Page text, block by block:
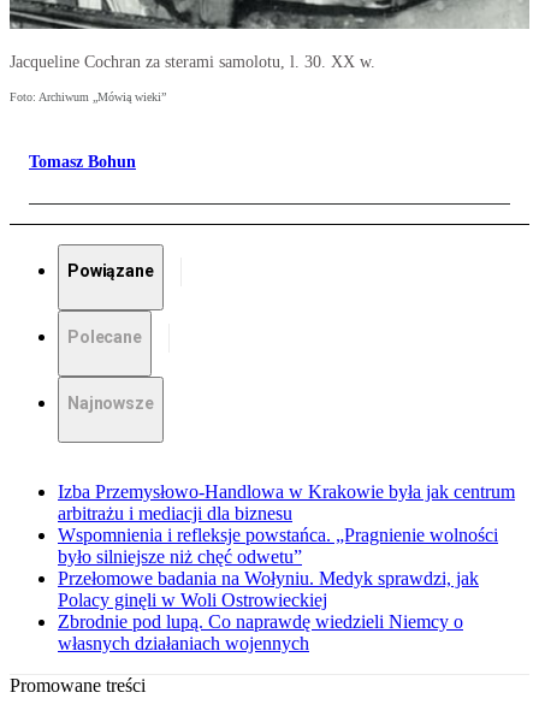
Jacqueline Cochran za sterami samolotu, l. 30. XX w.
Foto: Archiwum „Mówią wieki”
Tomasz Bohun
Powiązane
Polecane
Najnowsze
Izba Przemysłowo-Handlowa w Krakowie była jak centrum
arbitrażu i mediacji dla biznesu
Wspomnienia i refleksje powstańca. „Pragnienie wolności
było silniejsze niż chęć odwetu”
Przełomowe badania na Wołyniu. Medyk sprawdzi, jak
Polacy ginęli w Woli Ostrowieckiej
Zbrodnie pod lupą. Co naprawdę wiedzieli Niemcy o
własnych działaniach wojennych
Promowane treści